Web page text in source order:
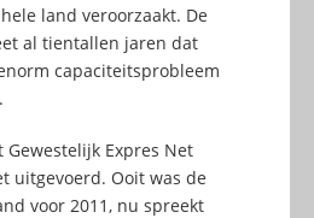
land veroorzaakt. De
al tientallen jaren dat
capaciteitsprobleem
Expres Net
uitgevoerd. Ooit was de
voor 2011, nu spreekt